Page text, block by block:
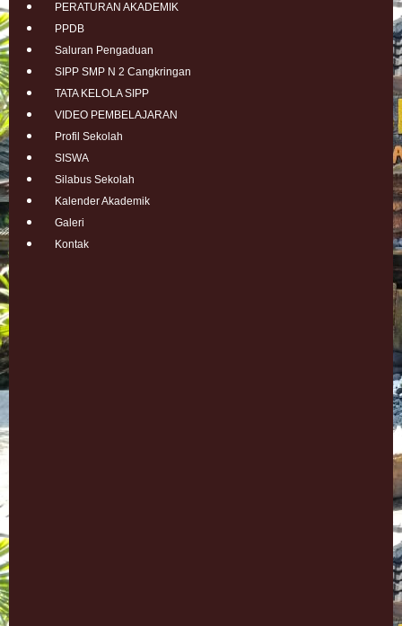
PERATURAN AKADEMIK
PPDB
Saluran Pengaduan
SIPP SMP N 2 Cangkringan
TATA KELOLA SIPP
VIDEO PEMBELAJARAN
Profil Sekolah
SISWA
Silabus Sekolah
Kalender Akademik
Galeri
Kontak